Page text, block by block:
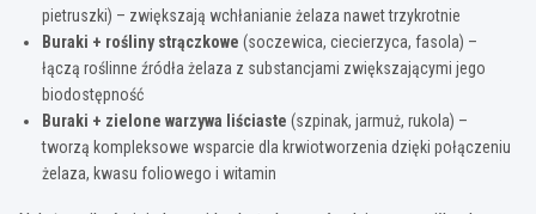
pietruszki) – zwiększają wchłanianie żelaza nawet trzykrotnie
Buraki + rośliny strączkowe (soczewica, ciecierzyca, fasola) –
łączą roślinne źródła żelaza z substancjami zwiększającymi jego
biodostępność
Buraki + zielone warzywa liściaste (szpinak, jarmuż, rukola) –
tworzą kompleksowe wsparcie dla krwiotworzenia dzięki połączeniu
żelaza, kwasu foliowego i witamin